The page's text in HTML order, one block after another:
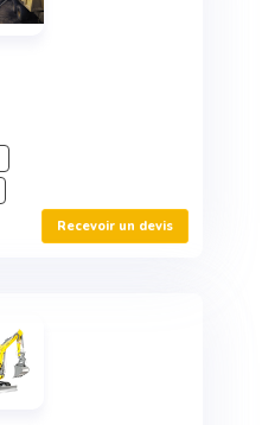
Recevoir un devis